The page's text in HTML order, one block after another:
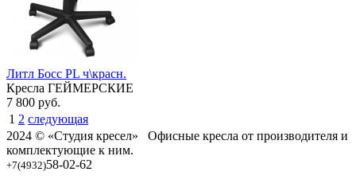
Литл Босс PL ч\красн.
Кресла ГЕЙМЕРСКИЕ
7 800 руб.
1 2 следующая
2024 © «Студия кресел» Офисные кресла от производителя и
комплектующие к ним.
+7(4932)58-02-62